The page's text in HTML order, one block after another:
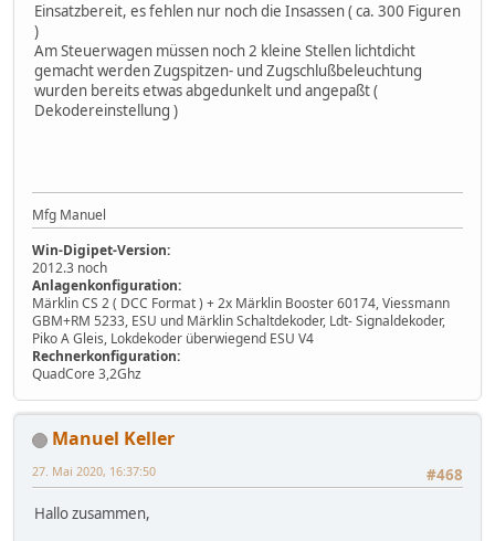
Einsatzbereit, es fehlen nur noch die Insassen ( ca. 300 Figuren
)
Am Steuerwagen müssen noch 2 kleine Stellen lichtdicht
gemacht werden Zugspitzen- und Zugschlußbeleuchtung
wurden bereits etwas abgedunkelt und angepaßt (
Dekodereinstellung )
Mfg Manuel
Win-Digipet-Version:
2012.3 noch
Anlagenkonfiguration:
Märklin CS 2 ( DCC Format ) + 2x Märklin Booster 60174, Viessmann
GBM+RM 5233, ESU und Märklin Schaltdekoder, Ldt- Signaldekoder,
Piko A Gleis, Lokdekoder überwiegend ESU V4
Rechnerkonfiguration:
QuadCore 3,2Ghz
Manuel Keller
#468
27. Mai 2020, 16:37:50
Hallo zusammen,